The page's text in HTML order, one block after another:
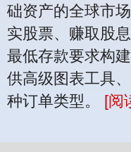
础资产的全球市
实股票、赚取股
最低存款要求构
供高级图表工具
种订单类型。 [阅